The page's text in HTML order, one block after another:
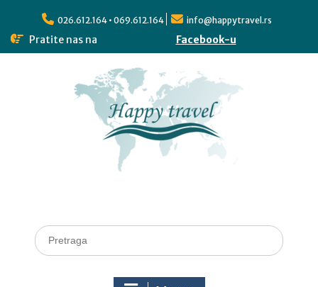
026.612.164 • 069.612.164 info@happytravel.rs
Pratite nas na Facebook-u